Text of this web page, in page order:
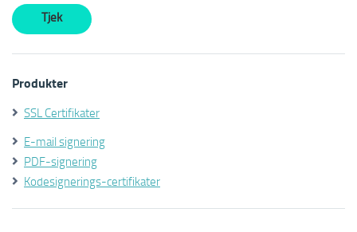
Produkter
SSL Certifikater
E-mail signering
PDF-signering
Kodesignerings-certifikater